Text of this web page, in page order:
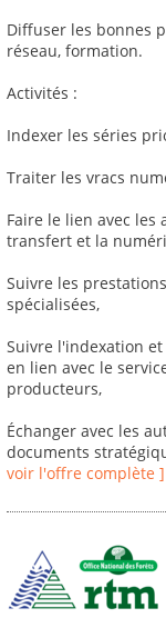
Diffuser les bonnes
réseau, formation.
Activités :
Indexer les séries
Traiter les vracs
Faire le lien avec
transfert et la
Suivre les
spécialisées,
Suivre l'indexation
en lien avec le
producteurs,
Échanger avec les
documents
voir l'offre complète ]